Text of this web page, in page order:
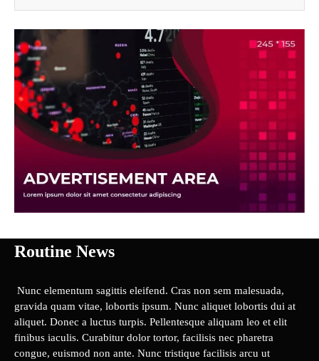
Routine News
Nunc elementum sagittis eleifend. Cras non sem malesuada,
gravida quam vitae, lobortis ipsum. Nunc aliquet lobortis dui at
aliquet. Donec a luctus turpis. Pellentesque aliquam leo et elit
finibus iaculis. Curabitur dolor tortor, facilisis nec pharetra
congue, euismod non ante. Nunc tristique facilisis arcu ut